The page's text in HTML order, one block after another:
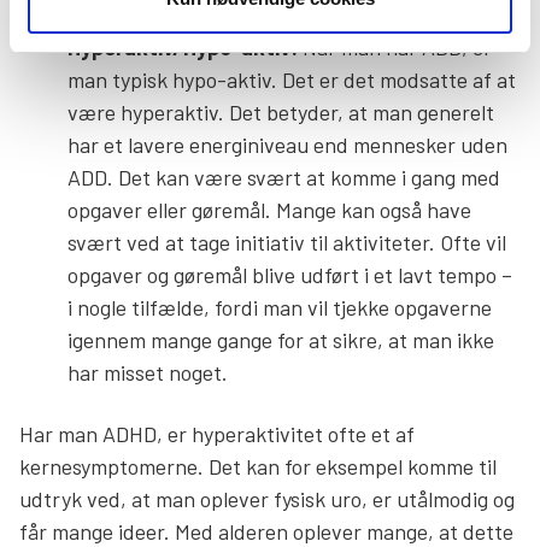
Hyperaktiv/Hypo-aktiv:Når man har ADD, er
man typisk hypo-aktiv. Det er det modsatte af at
være hyperaktiv. Det betyder, at man generelt
har et lavere energiniveau end mennesker uden
ADD. Det kan være svært at komme i gang med
opgaver eller gøremål. Mange kan også have
svært ved at tage initiativ til aktiviteter. Ofte vil
opgaver og gøremål blive udført i et lavt tempo –
i nogle tilfælde, fordi man vil tjekke opgaverne
igennem mange gange for at sikre, at man ikke
har misset noget.
Har man ADHD, er hyperaktivitet ofte et af
kernesymptomerne. Det kan for eksempel komme til
udtryk ved, at man oplever fysisk uro, er utålmodig og
får mange ideer. Med alderen oplever mange, at dette